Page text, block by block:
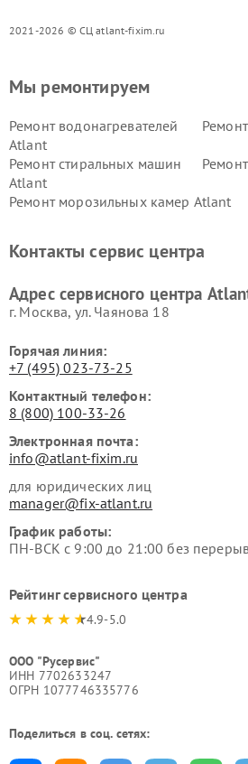
2021-2026 © СЦ atlant-fixim.ru
Мы ремонтируем
Ремонт водонагревателей
Atlant
Ремонт стиральных машин
Atlant
Ремонт морозильных камер Atlant
Контакты сервис центра
Адрес сервисного центра
г. Москва, ул. Чаянова 18
Горячая линия:
+7 (495) 023-73-25
Контактный телефон:
8 (800) 100-33-26
Электронная почта:
info@atlant-fixim.ru
для юридических лиц
manager@fix-atlant.ru
График работы:
ПН-ВСК с 9:00 до 21:00 без
Рейтинг сервисного центра
4.9-5.0
ООО "Русервис"
ИНН 7702633247
ОГРН 1077746335776
Поделиться в соц. сетях: